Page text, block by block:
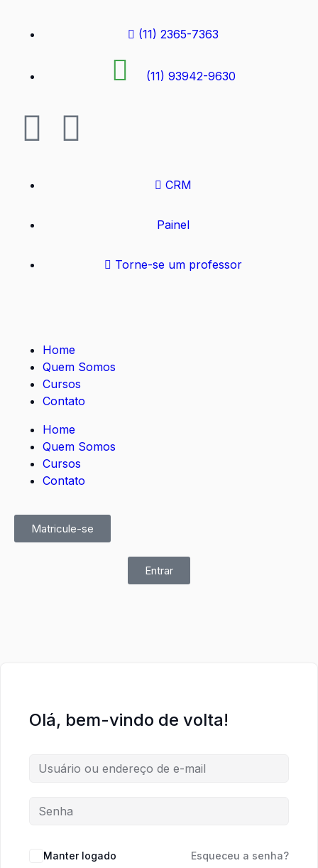
(11) 2365-7363
(11) 93942-9630
CRM
Painel
Torne-se um professor
Home
Quem Somos
Cursos
Contato
Home
Quem Somos
Cursos
Contato
Matricule-se
Entrar
Olá, bem-vindo de volta!
Manter logado Esqueceu a senha?